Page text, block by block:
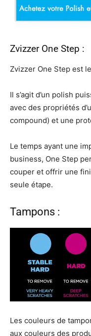
Zvizzer One Step :
Zvizzer One Step est
Il s’agit d’un polish
avec des propriétés
compound) et une
Le temps ayant une
business, One Step
couper et offrir une
seule étape.
Tampons :
Les couleurs de
aux couleurs des